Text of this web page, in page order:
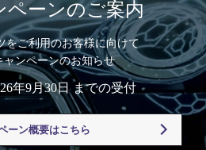
ペーンのご案内
をご利用のお客様に向けて
ャンペーンのお知らせ
年9月30日 までの受付
ーン概要はこちら